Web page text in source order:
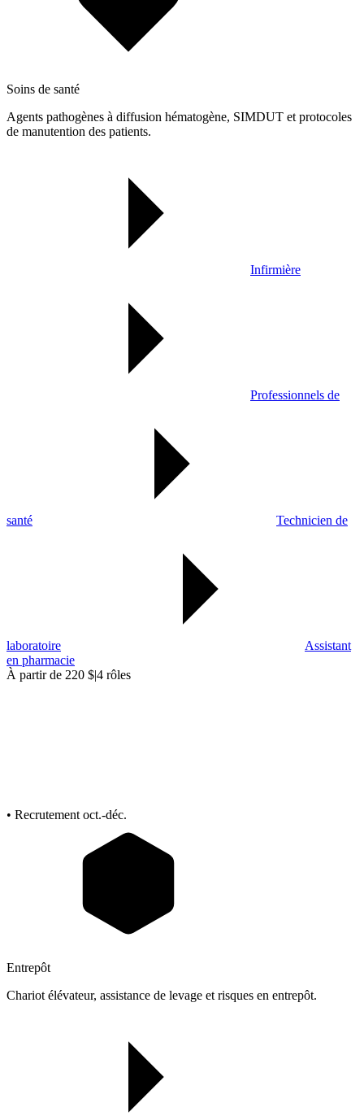
Soins de santé
Agents pathogènes à diffusion hématogène, SIMDUT et protocoles
de manutention des patients.
Infirmière
Professionnels de
santé Technicien de
laboratoire
Assistant
en pharmacie
À partir de 220 $|4 rôles
• Recrutement oct.-déc.
Entrepôt
Chariot élévateur, assistance de levage et risques en entrepôt.